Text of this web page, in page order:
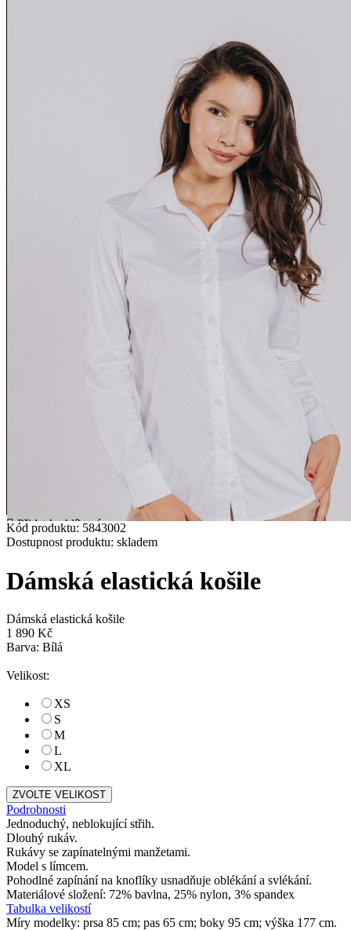
Obrázek (1)
Obrázek (2)
Přidat k oblíbeným
Kód produktu: 5843002
Dostupnost produktu: skladem
Dámská elastická košile
Dámská elastická košile
1 890 Kč
Barva: Bílá
Velikost:
XS
S
M
L
XL
ZVOLTE VELIKOST
Podrobnosti
Jednoduchý, neblokující střih.
Dlouhý rukáv.
Rukávy se zapínatelnými manžetami.
Model s límcem.
Pohodlné zapínání na knoflíky usnadňuje oblékání a svlékání.
Materiálové složení: 72% bavlna, 25% nylon, 3% spandex
Tabulka velikostí
Míry modelky: prsa 85 cm; pas 65 cm; boky 95 cm; výška 177 cm.